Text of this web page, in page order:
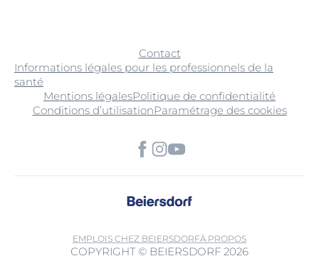
Contact
Informations légales pour les professionnels de la
santé
Mentions légalesPolitique de confidentialité
Conditions d’utilisationParamétrage des cookies
EMPLOIS CHEZ BEIERSDORFÀ PROPOS
COPYRIGHT © BEIERSDORF 2026